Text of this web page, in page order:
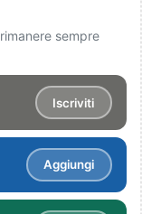
sempre
Iscriviti
Aggiungi